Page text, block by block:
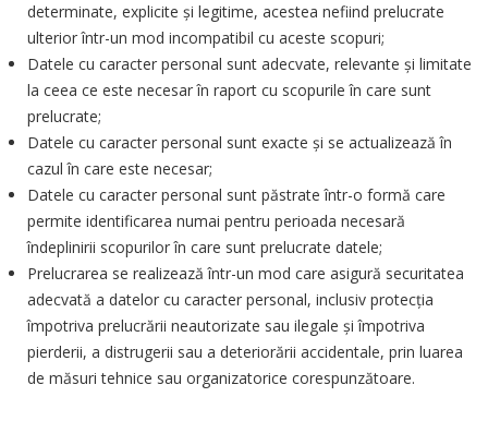
determinate, explicite şi legitime, acestea nefiind prelucrate
ulterior într-un mod incompatibil cu aceste scopuri;
Datele cu caracter personal sunt adecvate, relevante şi limitate
la ceea ce este necesar în raport cu scopurile în care sunt
prelucrate;
Datele cu caracter personal sunt exacte și se actualizează în
cazul în care este necesar;
Datele cu caracter personal sunt păstrate într-o formă care
permite identificarea numai pentru perioada necesară
îndeplinirii scopurilor în care sunt prelucrate datele;
Prelucrarea se realizează într-un mod care asigură securitatea
adecvată a datelor cu caracter personal, inclusiv protecţia
împotriva prelucrării neautorizate sau ilegale şi împotriva
pierderii, a distrugerii sau a deteriorării accidentale, prin luarea
de măsuri tehnice sau organizatorice corespunzătoare.